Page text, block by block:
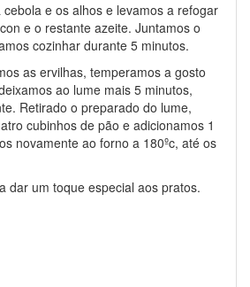
e os alhos e levamos a refogar
e o restante azeite. Juntamos o
cozinhar durante 5 minutos.
as ervilhas, temperamos a gosto
ao lume mais 5 minutos,
Retirado o preparado do lume,
cubinhos de pão e adicionamos 1
novamente ao forno a 180ºc, até os
dar um toque especial aos pratos.